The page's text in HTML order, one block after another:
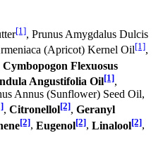
[1], Prunus Amygdalus Dulcis
(Apricot) Kernel Oil[1],
Cymbopogon Flexuosus
Angustifolia Oil[1],
Annus (Sunflower) Seed Oil,
, Citronellol[2], Geranyl
[2], Eugenol[2], Linalool[2],